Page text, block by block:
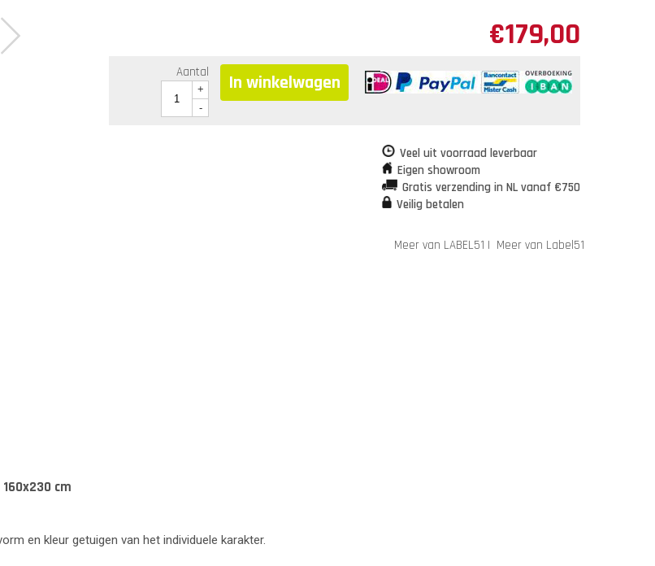
€179,00
Aantal
+
-
In winkelwagen
Veel uit voorraad leverbaar
Eigen showroom
Gratis verzending in NL vanaf €750
Veilig betalen
Meer van LABEL51 | Meer van Label51
cm
en kleur getuigen van het individuele karakter.